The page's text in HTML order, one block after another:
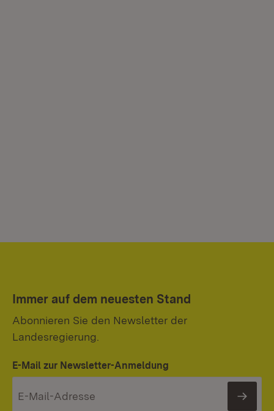
Immer auf dem neuesten Stand
Abonnieren Sie den Newsletter der
Landesregierung.
E-Mail zur Newsletter-Anmeldung